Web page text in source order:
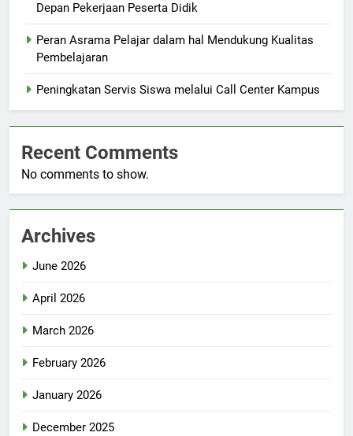
Depan Pekerjaan Peserta Didik
Peran Asrama Pelajar dalam hal Mendukung Kualitas
Pembelajaran
Peningkatan Servis Siswa melalui Call Center Kampus
Recent Comments
No comments to show.
Archives
June 2026
April 2026
March 2026
February 2026
January 2026
December 2025